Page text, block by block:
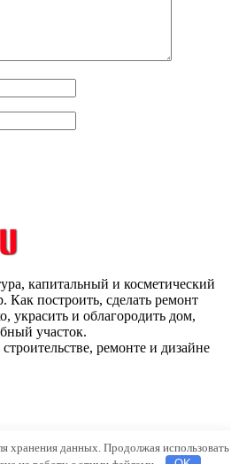
капитальный и косметический
Как построить, сделать ремонт
украсить и облагородить дом,
участок.
ремонте и дизайне
хранения данных. Продолжая использовать